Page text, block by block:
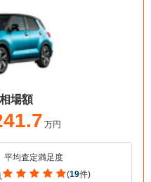
場額
万円
平均査定満足度
(19件)